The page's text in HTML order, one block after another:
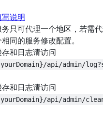
说明
务只可代理一个地区，若需
同的服务修改配置。
和日志请访问
api/admin/
和日志请访问
api/admin/